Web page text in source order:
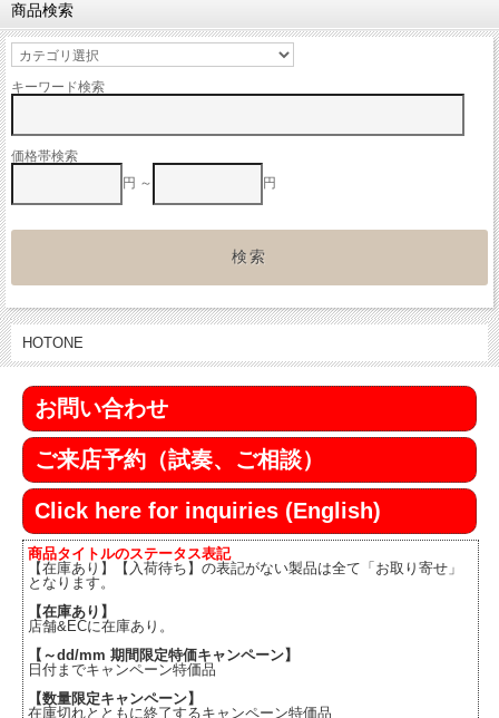
商品検索
キーワード検索
価格帯検索
円 ～
円
HOTONE
お問い合わせ
ご来店予約（試奏、ご相談）
Click here for inquiries (English)
商品タイトルのステータス表記
【在庫あり】【入荷待ち】の表記がない製品は全て「お取り寄せ」
となります。
【在庫あり】
店舗&ECに在庫あり。
【～dd/mm 期間限定特価キャンペーン】
日付までキャンペーン特価品
【数量限定キャンペーン】
在庫切れとともに終了するキャンペーン特価品